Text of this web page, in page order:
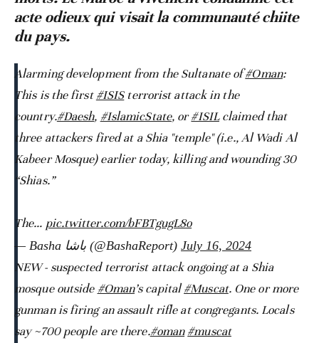
acte odieux qui visait la communauté chiite
du pays.
Alarming development from the Sultanate of#Oman:
This is the first#ISISterrorist attack in the
country.#Daesh, #IslamicState, or#ISILclaimed that
three attackers fired at a Shia "temple" (i.e., Al Wadi Al
Kabeer Mosque) earlier today, killing and wounding 30
“Shias.”
The… pic.twitter.com/bFBTgugL8o
— Basha باشا (@BashaReport) July 16, 2024
NEW - suspected terrorist attack ongoing at a Shia
mosque outside #Oman’s capital#Muscat. One or more
gunman is firing an assault rifle at congregants. Locals
say ~700 people are there.#oman #muscat